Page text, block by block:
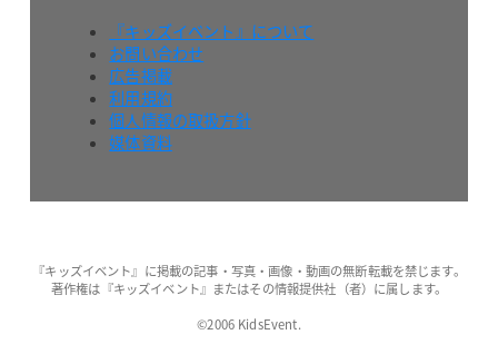
『キッズイベント』について
お問い合わせ
広告掲載
利用規約
個人情報の取扱方針
媒体資料
『キッズイベント』に掲載の記事・写真・画像・動画の無断転載を禁じます。
著作権は『キッズイベント』またはその情報提供社（者）に属します。
©2006 KidsEvent.